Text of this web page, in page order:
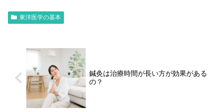
東洋医学の基本
鍼灸は治療時間が長い方が効果がある
の？